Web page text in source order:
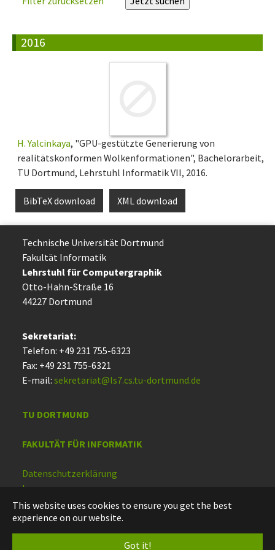
This website uses cookies to ensure you get the best
experience on our website.
Got it!
2016
H. Yalcinkaya, "GPU-gestützte Generierung von
realitätskonformen Wolkenformationen", Bachelorarbeit,
TU Dortmund, Lehrstuhl Informatik VII, 2016.
BibTeX download XML download
Technische Uni­ver­si­tät Dort­mund
Fakultät Informatik
Lehrstuhl für Computergraphik
Otto-Hahn-Straße 16
44227 Dort­mund
Sekretariat:
Telefon: +49 231 755-6323
Fax: +49 231 755-6321
E-mail: sekretariat@ls7.cs.tu-dortmund.de
TU DORTMUND
FAKULTÄT FÜR INFORMATIK
Datenschutzerklärung
Impressum
Barrierefreiheit
Deutsch